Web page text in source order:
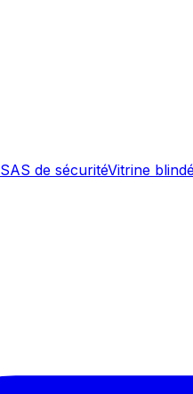
SAS de sécuritéVitrine